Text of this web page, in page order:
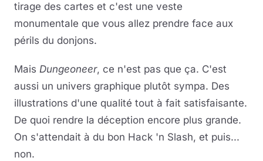
tirage des cartes et c'est une veste
monumentale que vous allez prendre face aux
périls du donjons.
Mais Dungeoneer, ce n'est pas que ça. C'est
aussi un univers graphique plutôt sympa. Des
illustrations d'une qualité tout à fait satisfaisante.
De quoi rendre la déception encore plus grande.
On s'attendait à du bon Hack 'n Slash, et puis...
non.